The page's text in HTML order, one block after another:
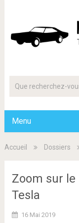
Menu
Accueil Dossiers
Zoom sur le
Tesla
16 Mai 2019